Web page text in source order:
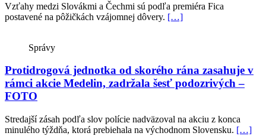
Vzťahy medzi Slovákmi a Čechmi sú podľa premiéra Fica
postavené na pôžičkách vzájomnej dôvery. […]
Správy
Protidrogová jednotka od skorého rána zasahuje v
rámci akcie Medelin, zadržala šesť podozrivých –
FOTO
Stredajší zásah podľa slov polície nadväzoval na akciu z konca
minulého týždňa, ktorá prebiehala na východnom Slovensku. […]